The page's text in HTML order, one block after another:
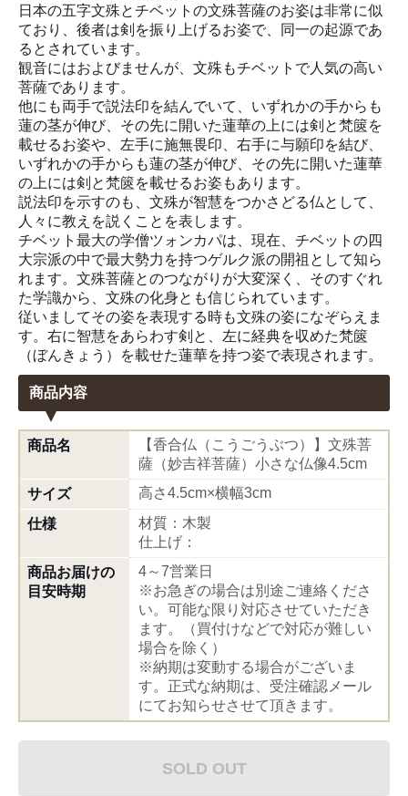
日本の五字文殊とチベットの文殊菩薩のお姿は非常に似
ており、後者は剣を振り上げるお姿で、同一の起源であ
るとされています。
観音にはおよびませんが、文殊もチベットで人気の高い
菩薩であります。
他にも両手で説法印を結んでいて、いずれかの手からも
蓮の茎が伸び、その先に開いた蓮華の上には剣と梵篋を
載せるお姿や、左手に施無畏印、右手に与願印を結び、
いずれかの手からも蓮の茎が伸び、その先に開いた蓮華
の上には剣と梵篋を載せるお姿もあります。
説法印を示すのも、文殊が智慧をつかさどる仏として、
人々に教えを説くことを表します。
チベット最大の学僧ツォンカパは、現在、チベットの四
大宗派の中で最大勢力を持つゲルク派の開祖として知ら
れます。文殊菩薩とのつながりが大変深く、そのすぐれ
た学識から、文殊の化身とも信じられています。
従いましてその姿を表現する時も文殊の姿になぞらえま
す。右に智慧をあらわす剣と、左に経典を収めた梵篋
（ぼんきょう）を載せた蓮華を持つ姿で表現されます。
商品内容
商品名
【香合仏（こうごうぶつ）】文殊菩
薩（妙吉祥菩薩）小さな仏像4.5cm
サイズ
高さ4.5cm×横幅3cm
仕様
材質：木製
仕上げ：
商品お届けの
目安時期
4～7営業日
※お急ぎの場合は別途ご連絡くださ
い。可能な限り対応させていただき
ます。（買付けなどで対応が難しい
場合を除く）
※納期は変動する場合がございま
す。正式な納期は、受注確認メール
にてお知らせさせて頂きます。
SOLD OUT